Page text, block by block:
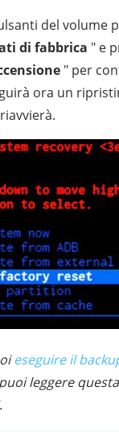
del volume
di fabbrica " e
" per
ora un
eseguire il
leggere